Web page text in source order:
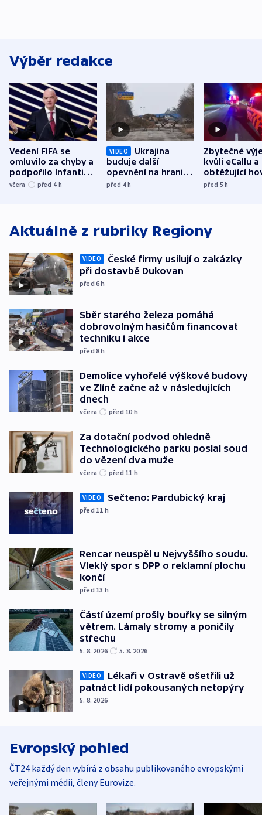
Výběr redakce
Vedení FIFA se
omluvilo za chyby a
podpořilo Infantina.
UEFA trvá na
včera před 4 h
VIDEO
Ukrajina
buduje další
opevnění na hranici
s Běloruskem
před 4h
Zbytečné
kvůli eCallu a
obtěžující
zdržují
před 5h
Aktuálně z rubriky Regiony
VIDEO
České firmy usilují o zakázky
při dostavbě Dukovan
před 6h
Sběr starého železa pomáhá
dobrovolným hasičům financovat
techniku i akce
před 8h
Demolice vyhořelé výškové budovy
ve Zlíně začne až v následujících
dnech
včera před 10 h
Za dotační podvod ohledně
Technologického parku poslal soud
do vězení dva muže
včera před 11 h
VIDEO Sečteno: Pardubický kraj
před 11 h
Rencar neuspěl u Nejvyššího soudu.
Vleklý spor s DPP o reklamní plochu
končí
před 13 h
Částí území prošly bouřky se silným
větrem. Lámaly stromy a poničily
střechu
5. 8. 2026 5. 8. 2026
VIDEO
Lékaři v Ostravě ošetřili už
patnáct lidí pokousaných netopýry
5. 8. 2026
Evropský pohled
ČT24 každý den vybírá z obsahu publikovaného evropskými
veřejnými médii, členy Eurovize.